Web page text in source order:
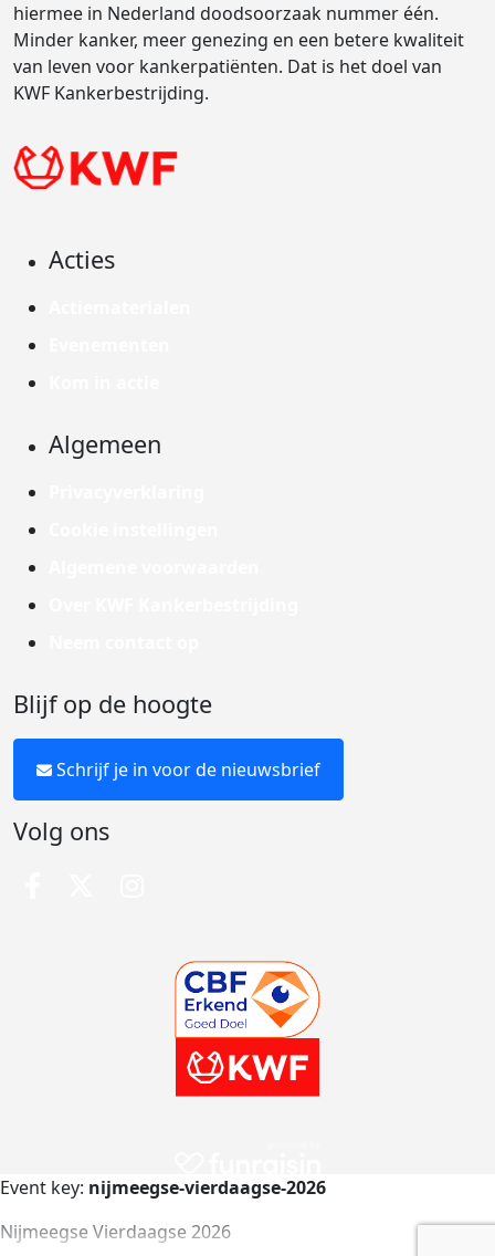
hiermee in Nederland doodsoorzaak nummer één.
Minder kanker, meer genezing en een betere kwaliteit
van leven voor kankerpatiënten. Dat is het doel van
KWF Kankerbestrijding.
Acties
Algemeen
Blijf op de hoogte
Schrijf je in voor de nieuwsbrief
Volg ons
Event key: nijmeegse-vierdaagse-2026
Nijmeegse Vierdaagse 2026